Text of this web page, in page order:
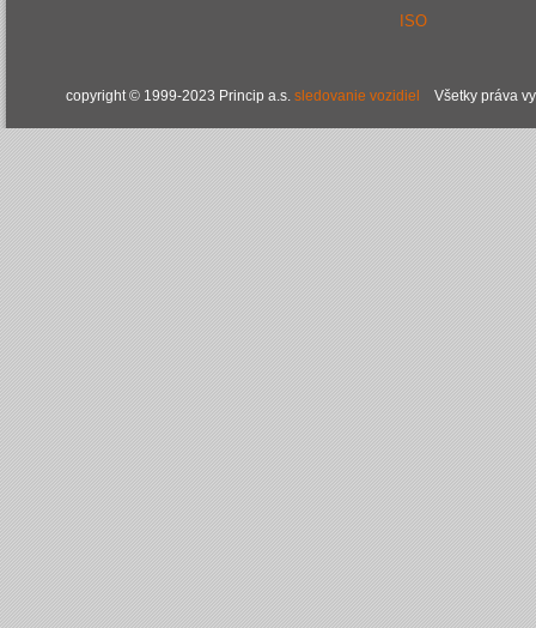
ISO
copyright © 1999-2023 Princip a.s. sledovanie vozidiel Všetky práva